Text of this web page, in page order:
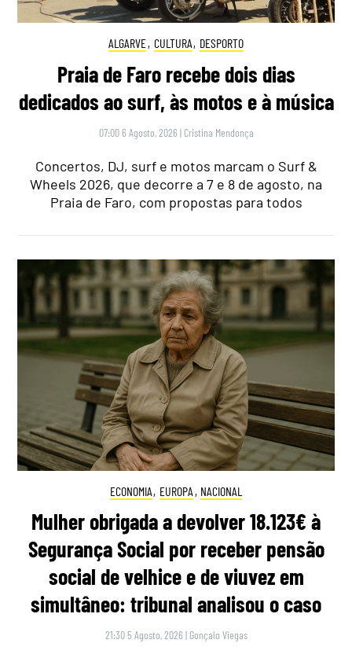
ALGARVE, CULTURA, DESPORTO
Praia de Faro recebe dois dias
dedicados ao surf, às motos e à música
07:00 6 Agosto, 2026 | Cristina Mendonça
Concertos, DJ, surf e motos marcam o Surf &
Wheels 2026, que decorre a 7 e 8 de agosto, na
Praia de Faro, com propostas para todos
ECONOMIA, EUROPA , NACIONAL
Mulher obrigada a devolver 18.123€ à
Segurança Social por receber pensão
social de velhice e de viuvez em
simultâneo: tribunal analisou o caso
21:30 5 Agosto, 2026 | Gonçalo Viegas